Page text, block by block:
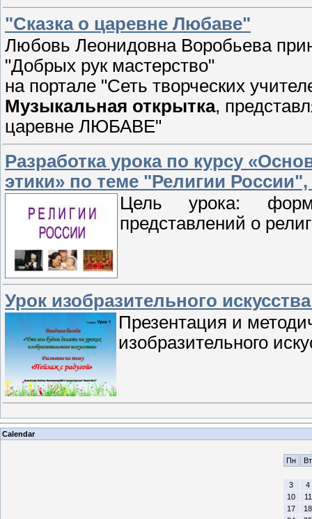
"Сказка о царевне Любаве"
Любовь Леонидовна Воробьева
"Добрых рук мастерство"
на портале "Сеть творческих
Музыкальная открытка,
царевне ЛЮБАВЕ"
Разработка урока по курсу
этики» по теме "Религии России",
Цель урока:
представлений о
Урок изобразительного
Презентация и
изобразительного
Calendar
Пн
Вт
3
4
10
11
17
18